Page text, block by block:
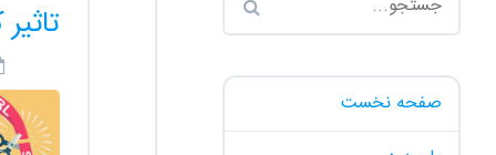
صفحه نخست